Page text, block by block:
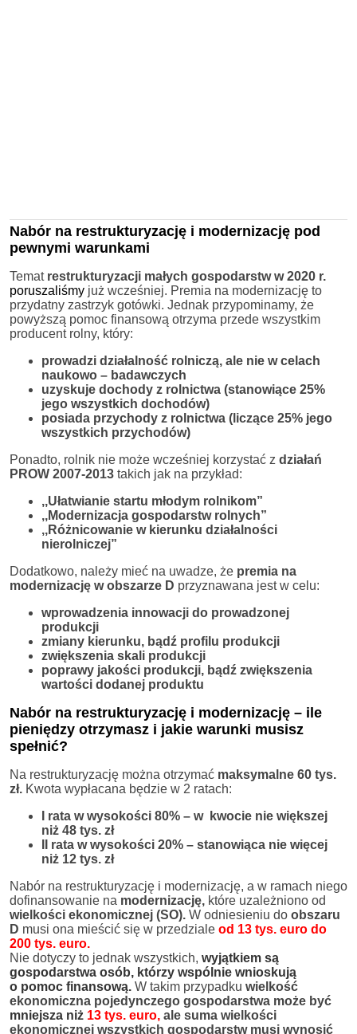
Nabór na restrukturyzację i modernizację pod
pewnymi warunkami
Temat restrukturyzacji małych gospodarstw w 2020 r.
poruszaliśmy już wcześniej. Premia na modernizację to
przydatny zastrzyk gotówki. Jednak przypominamy, że
powyższą pomoc finansową otrzyma przede wszystkim
producent rolny, który:
prowadzi działalność rolniczą, ale nie w celach
naukowo – badawczych
uzyskuje dochody z rolnictwa (stanowiące 25%
jego wszystkich dochodów)
posiada przychody z rolnictwa (liczące 25% jego
wszystkich przychodów)
Ponadto, rolnik nie może wcześniej korzystać z działań
PROW 2007-2013 takich jak na przykład:
,,Ułatwianie startu młodym rolnikom”
,,Modernizacja gospodarstw rolnych”
,,Różnicowanie w kierunku działalności
nierolniczej”
Dodatkowo, należy mieć na uwadze, że premia na
modernizację w obszarze D przyznawana jest w celu:
wprowadzenia innowacji do prowadzonej
produkcji
zmiany kierunku, bądź profilu produkcji
zwiększenia skali produkcji
poprawy jakości produkcji, bądź zwiększenia
wartości dodanej produktu
Nabór na restrukturyzację i modernizację – ile
pieniędzy otrzymasz i jakie warunki musisz
spełnić?
Na restrukturyzację można otrzymać maksymalne 60 tys.
zł. Kwota wypłacana będzie w 2 ratach:
I rata w wysokości 80% – w kwocie nie większej
niż 48 tys. zł
II rata w wysokości 20% – stanowiąca nie więcej
niż 12 tys. zł
Nabór na restrukturyzację i modernizację, a w ramach niego
dofinansowanie na modernizację, które uzależniono od
wielkości ekonomicznej (SO). W odniesieniu do obszaru
D musi ona mieścić się w przedziale od 13 tys. euro do
200 tys. euro.
Nie dotyczy to jednak wszystkich, wyjątkiem są
gospodarstwa osób, którzy wspólnie wnioskują
o pomoc finansową. W takim przypadku wielkość
ekonomiczna pojedynczego gospodarstwa może być
mniejsza niż 13 tys. euro, ale suma wielkości
ekonomicznej wszystkich gospodarstw musi wynosić